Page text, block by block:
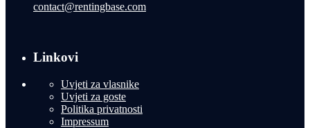
contact@rentingbase.com
Linkovi
Uvjeti za vlasnike
Uvjeti za goste
Politika privatnosti
Impressum